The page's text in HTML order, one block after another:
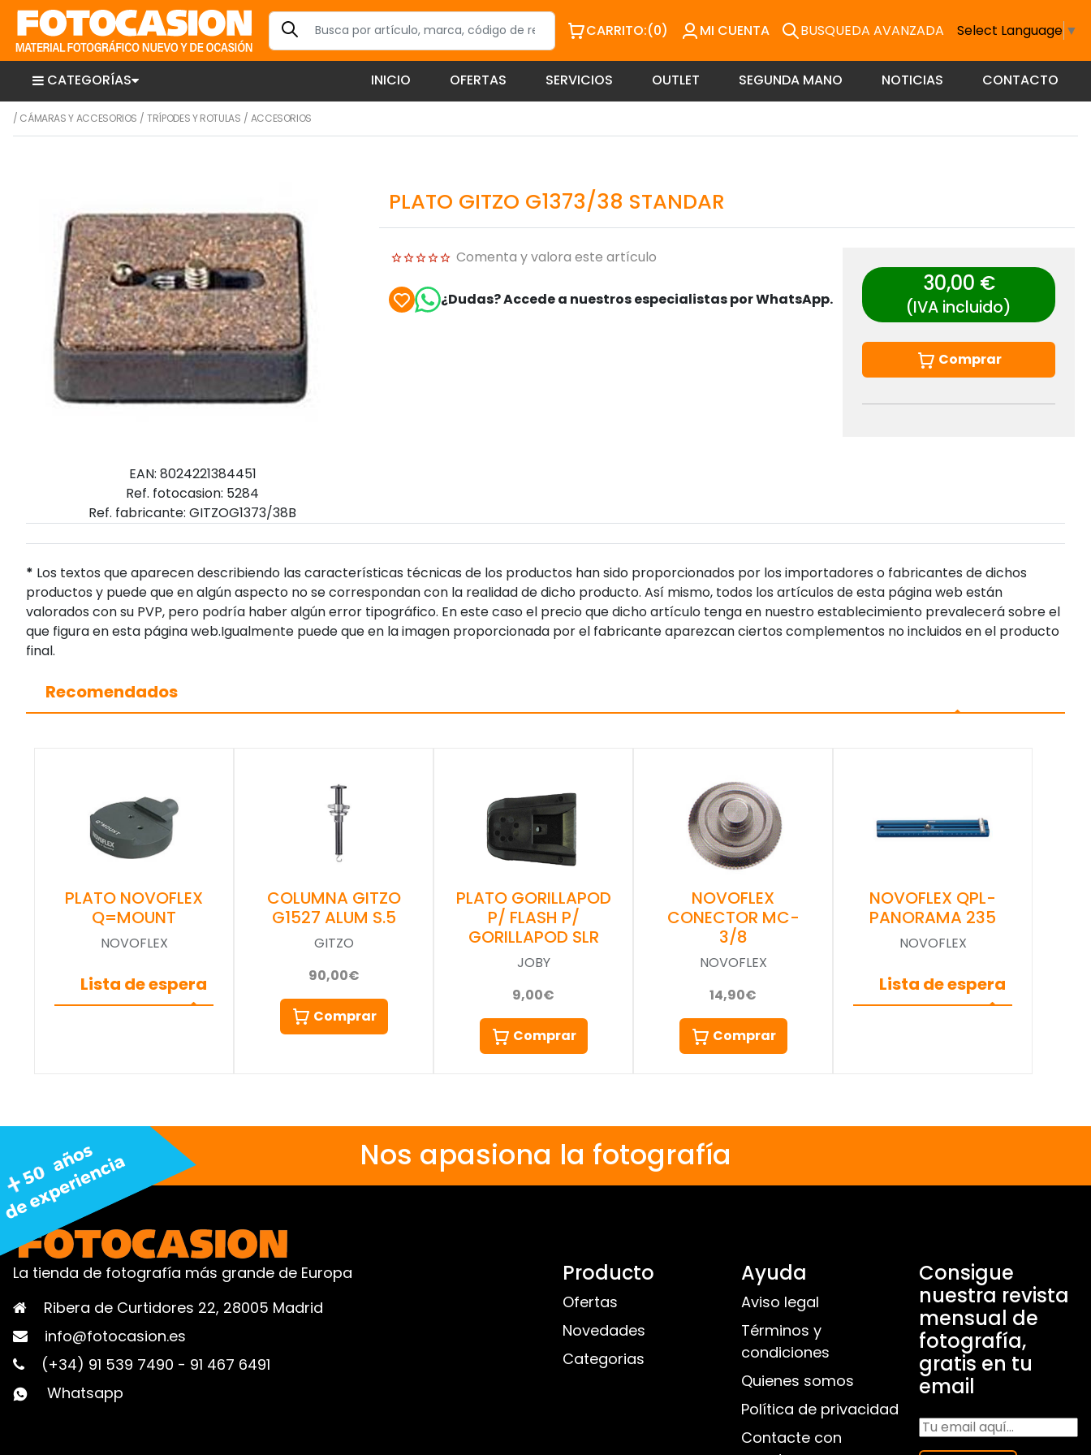
CARRITO:(0) MI CUENTA BUSQUEDA AVANZADA Select Language ▼
CATEGORÍAS INICIO OFERTAS SERVICIOS OUTLET SEGUNDA MANO NOTICIAS CONTACTO
/ CÁMARAS Y ACCESORIOS /TRÍPODES Y ROTULAS / ACCESORIOS
EAN: 8024221384451
Ref. fotocasion: 5284
Ref. fabricante: GITZOG1373/38B
PLATO GITZO G1373/38 STANDAR
Comenta y valora este artículo
¿Dudas? Accede a nuestros especialistas por WhatsApp.
30,00 €
(IVA incluido)
Comprar
* Los textos que aparecen describiendo las características técnicas de los productos han sido proporcionados por los importadores o fabricantes de dichos
productos y puede que en algún aspecto no se correspondan con la realidad de dicho producto. Así mismo, todos los artículos de esta página web están
valorados con su PVP, pero podría haber algún error tipográfico. En este caso el precio que dicho artículo tenga en nuestro establecimiento prevalecerá sobre el
que figura en esta página web.Igualmente puede que en la imagen proporcionada por el fabricante aparezcan ciertos complementos no incluidos en el producto
final.
Recomendados
PLATO NOVOFLEX
Q=MOUNT
NOVOFLEX
Lista de espera
COLUMNA GITZO
G1527 ALUM S.5
GITZO
90,00€
Comprar
PLATO GORILLAPOD
P/ FLASH P/
GORILLAPOD SLR
JOBY
9,00€
Comprar
NOVOFLEX
CONECTOR MC-
3/8
NOVOFLEX
14,90€
Comprar
NOVOFLEX QPL-
PANORAMA 235
NOVOFLEX
Lista de espera
Nos apasiona la fotografía
La tienda de fotografía más grande de Europa
Ribera de Curtidores 22, 28005 Madrid
info@fotocasion.es
(+34) 91 539 7490 - 91 467 6491
Whatsapp
Producto
Ofertas
Novedades
Categorias
Ayuda
Aviso legal
Términos y
condiciones
Quienes somos
Política de privacidad
Contacte con
Consigue
nuestra revista
mensual de
fotografía,
gratis en tu
email